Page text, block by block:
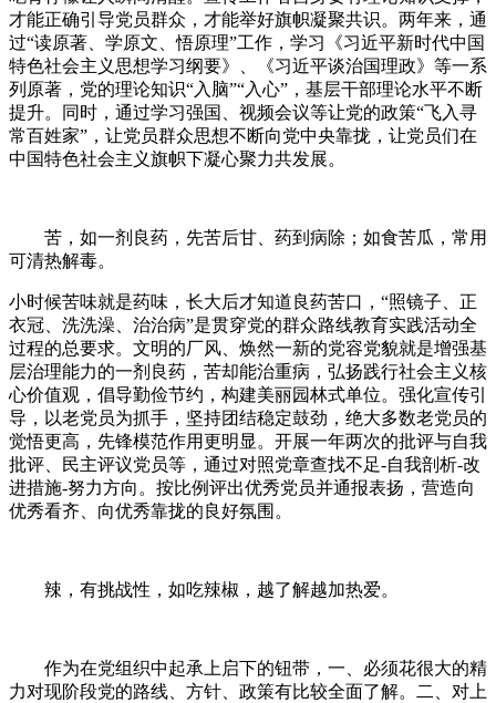
才能正确引导党员群众，才能举好旗帜凝聚共识。两年来，通
过“读原著、学原文、悟原理”工作，学习《习近平新时代中国
特色社会主义思想学习纲要》、《习近平谈治国理政》等一系
列原著，党的理论知识“入脑”“入心”，基层干部理论水平不断
提升。同时，通过学习强国、视频会议等让党的政策“飞入寻
常百姓家”，让党员群众思想不断向党中央靠拢，让党员们在
中国特色社会主义旗帜下凝心聚力共发展。
苦，如一剂良药，先苦后甘、药到病除；如食苦瓜，常用
可清热解毒。
小时候苦味就是药味，长大后才知道良药苦口，“照镜子、正
衣冠、洗洗澡、治治病”是贯穿党的群众路线教育实践活动全
过程的总要求。文明的厂风、焕然一新的党容党貌就是增强基
层治理能力的一剂良药，苦却能治重病，弘扬践行社会主义核
心价值观，倡导勤俭节约，构建美丽园林式单位。强化宣传引
导，以老党员为抓手，坚持团结稳定鼓劲，绝大多数老党员的
觉悟更高，先锋模范作用更明显。开展一年两次的批评与自我
批评、民主评议党员等，通过对照党章查找不足-自我剖析-改
进措施-努力方向。按比例评出优秀党员并通报表扬，营造向
优秀看齐、向优秀靠拢的良好氛围。
辣，有挑战性，如吃辣椒，越了解越加热爱。
作为在党组织中起承上启下的钮带，一、必须花很大的精
力对现阶段党的路线、方针、政策有比较全面了解。二、对上